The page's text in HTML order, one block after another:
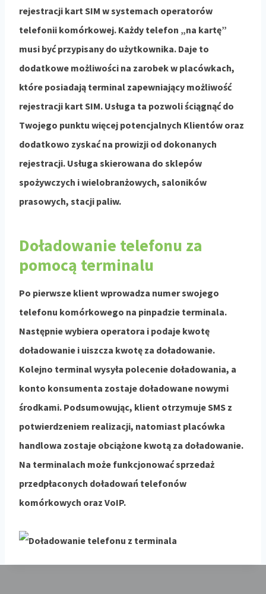
rejestracji kart SIM w systemach operatorów
telefonii komórkowej. Każdy telefon „na kartę”
musi być przypisany do użytkownika. Daje to
dodatkowe możliwości na zarobek w placówkach,
które posiadają terminal zapewniający możliwość
rejestracji kart SIM. Usługa ta pozwoli ściągnąć do
Twojego punktu więcej potencjalnych Klientów oraz
dodatkowo zyskać na prowizji od dokonanych
rejestracji. Usługa skierowana do sklepów
spożywczych i wielobranżowych, saloników
prasowych, stacji paliw.
Doładowanie telefonu za
pomocą terminalu
Po pierwsze klient wprowadza numer swojego
telefonu komórkowego na pinpadzie terminala.
Następnie wybiera operatora i podaje kwotę
doładowanie i uiszcza kwotę za doładowanie.
Kolejno terminal wysyła polecenie doładowania, a
konto konsumenta zostaje doładowane nowymi
środkami. Podsumowując, klient otrzymuje SMS z
potwierdzeniem realizacji, natomiast placówka
handlowa zostaje obciążone kwotą za doładowanie.
Na terminalach może funkcjonować sprzedaż
przedpłaconych doładowań telefonów
komórkowych oraz VoIP.